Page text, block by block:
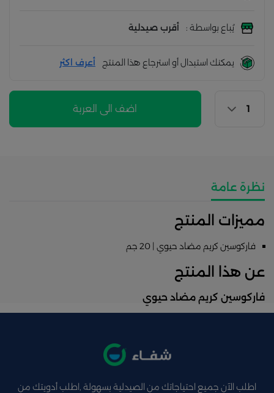
يُباع بواسطة : أقرب صيدلية
يمكنك استبدال أو استرجاع هذا المنتج أعرف اكثر
اضف الى العربة
نظرة عامة
مميزات المنتج
فاركوسين كريم مضاد حيوي | 20 جم
عن هذا المنتج
فاركوسين كريم مضاد حيوي
اطلب الآن جميع احتياجاتك من الصيدلية بسهولة ,اطلب أدويتك من